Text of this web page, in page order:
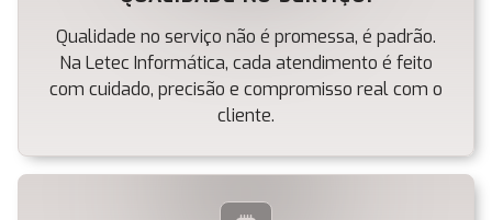
Qualidade no serviço não é promessa, é padrão.
Na Letec Informática, cada atendimento é feito
com cuidado, precisão e compromisso real com o
cliente.